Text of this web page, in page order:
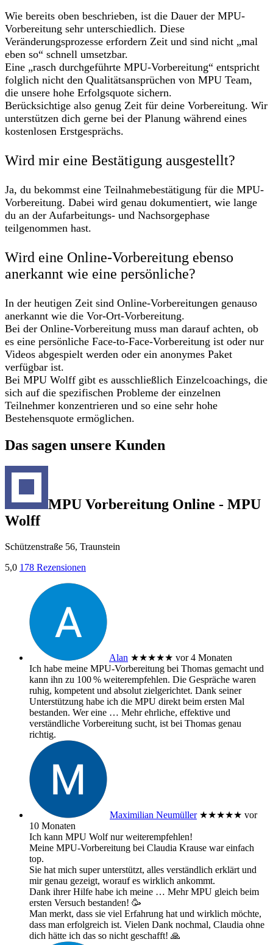
Wie bereits oben beschrieben, ist die Dauer der MPU-
Vorbereitung sehr unterschiedlich. Diese
Veränderungsprozesse erfordern Zeit und sind nicht „mal
eben so“ schnell umsetzbar.
Eine „rasch durchgeführte MPU-Vorbereitung“ entspricht
folglich nicht den Qualitätsansprüchen von MPU Team,
die unsere hohe Erfolgsquote sichern.
Berücksichtige also genug Zeit für deine Vorbereitung. Wir
unterstützen dich gerne bei der Planung während eines
kostenlosen Erstgesprächs.
Wird mir eine Bestätigung ausgestellt?
Ja, du bekommst eine Teilnahmebestätigung für die MPU-
Vorbereitung. Dabei wird genau dokumentiert, wie lange
du an der Aufarbeitungs- und Nachsorgephase
teilgenommen hast.
Wird eine Online-Vorbereitung ebenso
anerkannt wie eine persönliche?
In der heutigen Zeit sind Online-Vorbereitungen genauso
anerkannt wie die Vor-Ort-Vorbereitung.
Bei der Online-Vorbereitung muss man darauf achten, ob
es eine persönliche Face-to-Face-Vorbereitung ist oder nur
Videos abgespielt werden oder ein anonymes Paket
verfügbar ist.
Bei MPU Wolff gibt es ausschließlich Einzelcoachings, die
sich auf die spezifischen Probleme der einzelnen
Teilnehmer konzentrieren und so eine sehr hohe
Bestehensquote ermöglichen.
Das sagen unsere Kunden
MPU Vorbereitung Online - MPU
Wolff
Schützenstraße 56, Traunstein
5,0 178 Rezensionen
Alan ★★★★★ vor 4 Monaten
Ich habe meine MPU‑Vorbereitung bei Thomas gemacht und
kann ihn zu 100 % weiterempfehlen. Die Gespräche waren
ruhig, kompetent und absolut zielgerichtet. Dank seiner
Unterstützung habe ich die MPU direkt beim ersten Mal
bestanden. Wer eine … Mehrehrliche, effektive und
verständliche Vorbereitung sucht, ist bei Thomas genau
richtig.
Maximilian Neumüller ★★★★★ vor
10 Monaten
Ich kann MPU Wolf nur weiterempfehlen!
Meine MPU-Vorbereitung bei Claudia Krause war einfach
top.
Sie hat mich super unterstützt, alles verständlich erklärt und
mir genau gezeigt, worauf es wirklich ankommt.
Dank ihrer Hilfe habe ich meine … MehrMPU gleich beim
ersten Versuch bestanden! 🥳
Man merkt, dass sie viel Erfahrung hat und wirklich möchte,
dass man erfolgreich ist. Vielen Dank nochmal, Claudia ohne
dich hätte ich das so nicht geschafft! 🙏